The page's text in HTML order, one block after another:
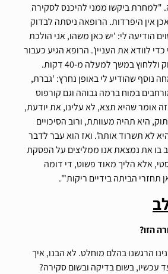
ביקשו ממני להיכנס לסקירה
אין היפרדות. הרופאה ניסתה לבדוק
הודיעה לי: 'יש כאן משהו, אני הולכת
לוודא את העניין'. הרופא הגיע כעבור
כמה דקות והחל לבדוק וללחוץ במשך למעלה מ-40 דקות.
נוסף שהודיע לי באופן נחרץ: 'גברת,
במוח ברמה גבוהה וגם קורפוס
אומר שהיא תצא, לא עלינו, את יודעת,
היא תהיה מעוותת, ורוב הסיכויים
לא תשרוד אותה'. ואז הוא עבר לדבר
בו את נמצאת אנו ממליצים על הפסקת
אלא הליך מאוד פשוט, די דומה
תחזרי הביתה בידיים ריקות'".
הזו?
הרגשנו בהלם מוחלט. לא הבנו, איך
עכשיו, בשום בדיקה ובשום סקירה?